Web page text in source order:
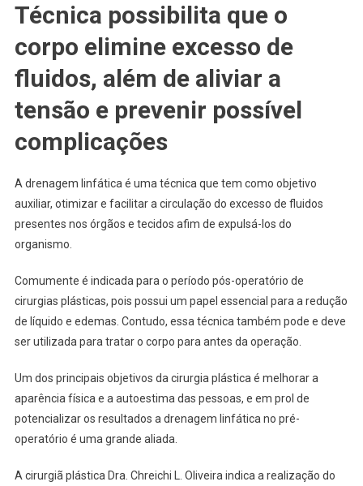
Técnica possibilita que o
corpo elimine excesso de
fluidos, além de aliviar a
tensão e prevenir possível
complicações
A drenagem linfática é uma técnica que tem como objetivo
auxiliar, otimizar e facilitar a circulação do excesso de fluidos
presentes nos órgãos e tecidos afim de expulsá-los do
organismo.
Comumente é indicada para o período pós-operatório de
cirurgias plásticas, pois possui um papel essencial para a redução
de líquido e edemas. Contudo, essa técnica também pode e deve
ser utilizada para tratar o corpo para antes da operação.
Um dos principais objetivos da cirurgia plástica é melhorar a
aparência física e a autoestima das pessoas, e em prol de
potencializar os resultados a drenagem linfática no pré-
operatório é uma grande aliada.
A cirurgiã plástica Dra. Chreichi L. Oliveira indica a realização do